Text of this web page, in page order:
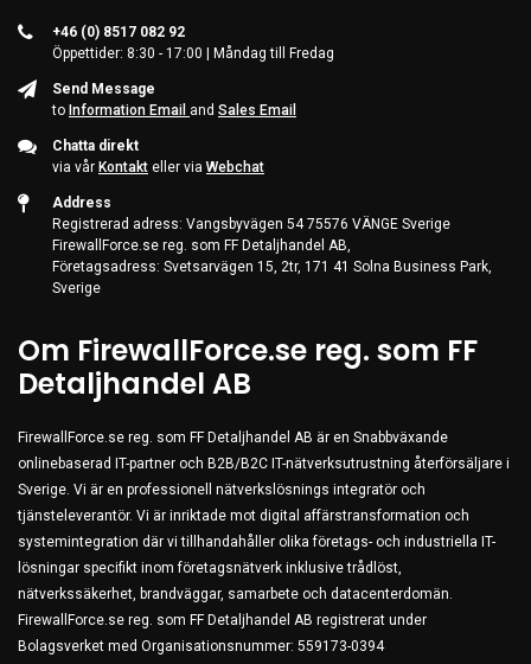
Various
PC Systems
Supplies
Accessories
Games & Leisure
AV & Multimedia
Photo & Video
Household & Garden
Office Supplies
Phones & PBX
Printers & Accessories
Clothing
Beauty & Healthcare
Software
Service & Support
+46 (0) 8517 082 92
Öppettider: 8:30 - 17:00 | Måndag till Fredag
Send Message
to Information Email and Sales Email
Chatta direkt
via vår Kontakt eller via Webchat
Address
Registrerad adress: Vangsbyvägen 54 75576 VÄNGE Sverige
FirewallForce.se reg. som FF Detaljhandel AB,
Företagsadress: Svetsarvägen 15, 2tr, 171 41 Solna Business Park,
Sverige
Om FirewallForce.se reg. som FF
Detaljhandel AB
FirewallForce.se reg. som FF Detaljhandel AB är en Snabbväxande
onlinebaserad IT-partner och B2B/B2C IT-nätverksutrustning återförsäljare i
Sverige. Vi är en professionell nätverkslösnings integratör och
tjänsteleverantör. Vi är inriktade mot digital affärstransformation och
systemintegration där vi tillhandahåller olika företags- och industriella IT-
lösningar specifikt inom företagsnätverk inklusive trådlöst,
nätverkssäkerhet, brandväggar, samarbete och datacenterdomän.
FirewallForce.se reg. som FF Detaljhandel AB registrerat under
Bolagsverket med Organisationsnummer: 559173-0394